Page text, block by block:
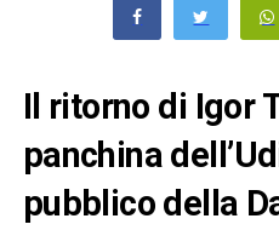
Il ritorno di Igor
panchina
pubblico della